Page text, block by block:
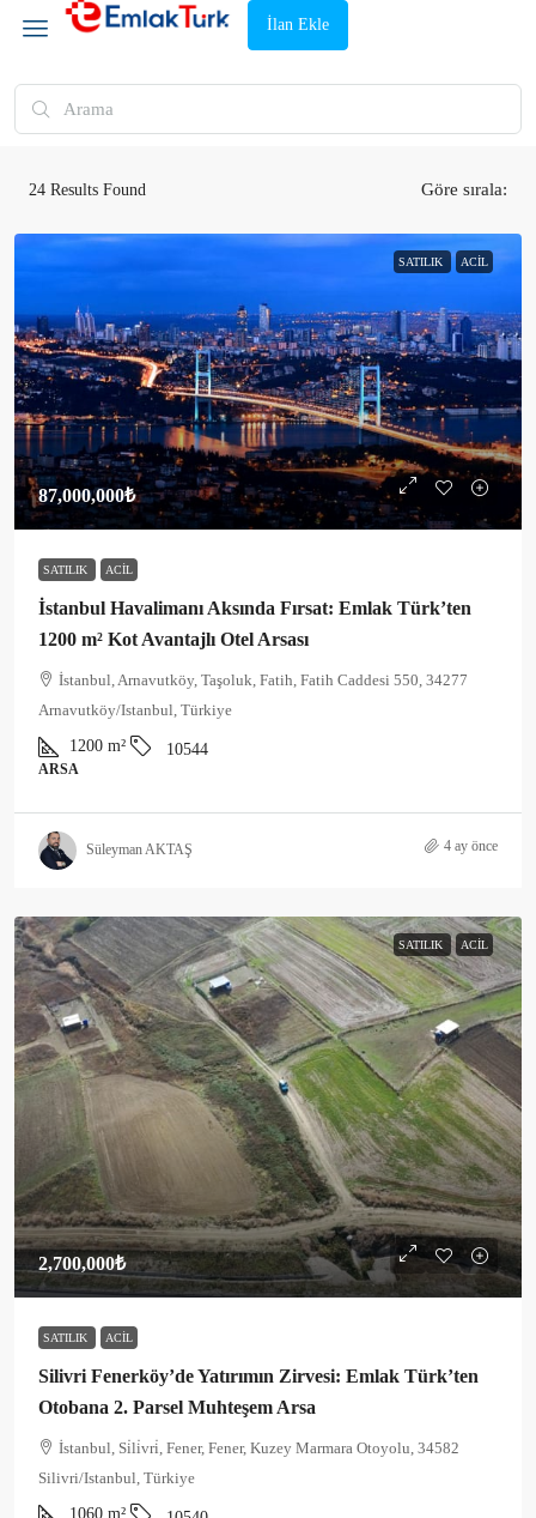
İlan Ekle
24 Results Found Göre sırala:
SATILIK ACIL
87,000,000₺
SATILIK ACIL
İstanbul Havalimanı Aksında Fırsat: Emlak Türk’ten
1200 m² Kot Avantajlı Otel Arsası
İstanbul, Arnavutköy, Taşoluk, Fatih, Fatih Caddesi 550, 34277
Arnavutköy/Istanbul, Türkiye
1200 m² 10544
ARSA
Süleyman AKTAŞ 4 ay önce
SATILIK ACIL
2,700,000₺
SATILIK ACIL
Silivri Fenerköy’de Yatırımın Zirvesi: Emlak Türk’ten
Otobana 2. Parsel Muhteşem Arsa
İstanbul, Si̇li̇vri̇, Fener, Fener, Kuzey Marmara Otoyolu, 34582
Silivri/Istanbul, Türkiye
1060 m²